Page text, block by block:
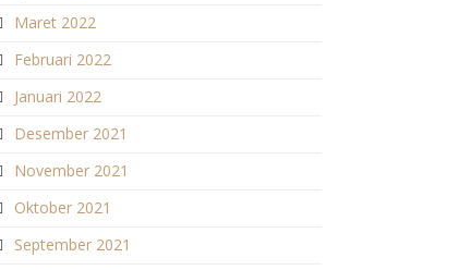
Maret 2022
Februari 2022
Januari 2022
Desember 2021
November 2021
Oktober 2021
September 2021